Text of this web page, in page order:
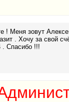
! Меня зовут
. Хочу за свой
. Спасибо !!!